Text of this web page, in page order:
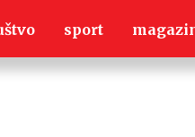
sport